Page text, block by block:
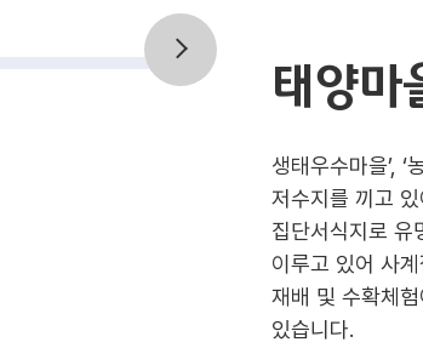
태양마
생태우수마을’,
저수지를 끼고
집단서식지로
이루고 있어 사
재배 및 수확체
있습니다.